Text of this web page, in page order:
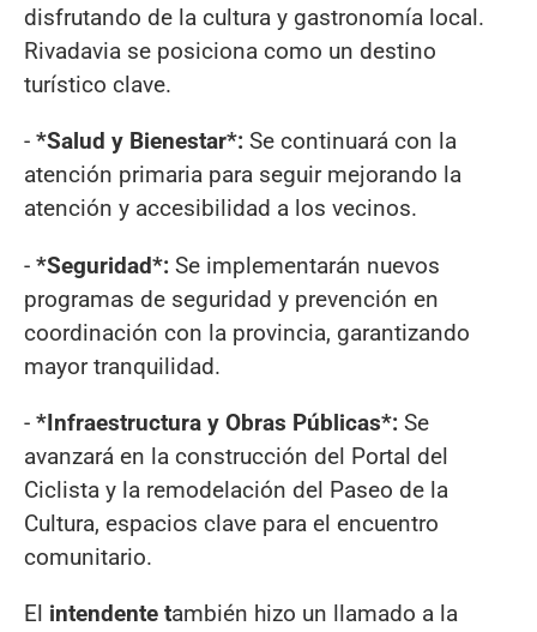
disfrutando de la cultura y gastronomía local.
Rivadavia se posiciona como un destino
turístico clave.
- *Salud y Bienestar*: Se continuará con la
atención primaria para seguir mejorando la
atención y accesibilidad a los vecinos.
- *Seguridad*: Se implementarán nuevos
programas de seguridad y prevención en
coordinación con la provincia, garantizando
mayor tranquilidad.
- *Infraestructura y Obras Públicas*: Se
avanzará en la construcción del Portal del
Ciclista y la remodelación del Paseo de la
Cultura, espacios clave para el encuentro
comunitario.
El intendente también hizo un llamado a la